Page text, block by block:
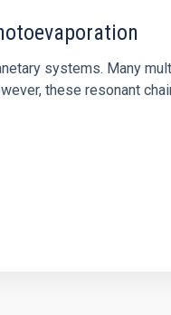
systems. Many
these resonant